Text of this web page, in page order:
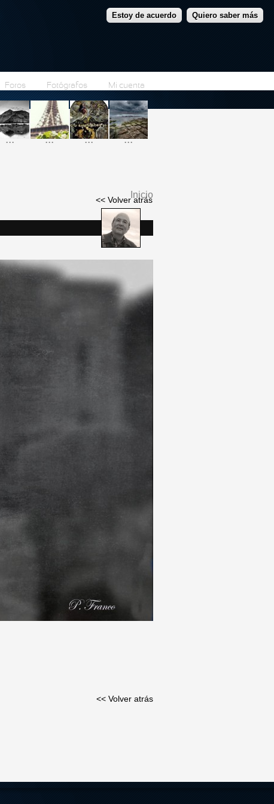
Estoy de acuerdo Quiero saber más
Foros Fotógrafos Mi cuenta
... ... ... ...
Se encuentra usted
aquí
Inicio
<< Volver atrás
<< Volver atrás